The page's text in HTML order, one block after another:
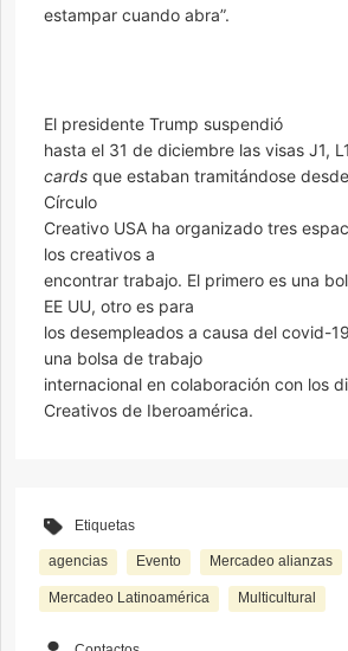
estampar cuando abra”.
El presidente Trump suspendió
hasta el 31 de diciembre las visas J1,
cards que estaban tramitándose
Círculo
Creativo USA ha organizado tres
los creativos a
encontrar trabajo. El primero es una
EE UU, otro es para
los desempleados a causa del covid-
una bolsa de trabajo
internacional en colaboración con los
Creativos de Iberoamérica.
Etiquetas
agencias Evento Mercadeo alianzas
Mercadeo Latinoamérica Multicultural